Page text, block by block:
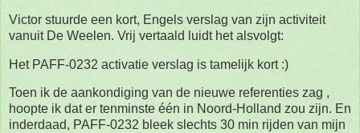
Victor stuurde een kort, Engels verslag van zijn activiteit
vanuit De Weelen. Vrij vertaald luidt het alsvolgt:
Het PAFF-0232 activatie verslag is tamelijk kort :)
Toen ik de aankondiging van de nieuwe referenties zag ,
hoopte ik dat er tenminste één in Noord-Holland zou zijn. En
inderdaad, PAFF-0232 bleek slechts 30 min rijden van mijn